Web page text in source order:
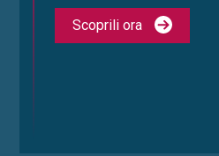
Scoprili ora